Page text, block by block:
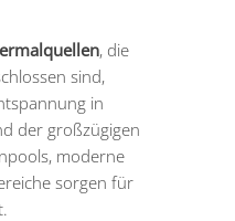
, die
sind,
in
der großzügigen
moderne
sorgen für